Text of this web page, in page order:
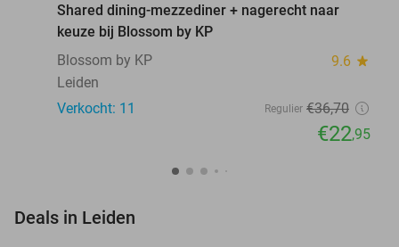
Shared dining-mezzediner + nagerecht naar
keuze bij Blossom by KP
Blossom by KP
9.6 star
Leiden
Verkocht: 11
Regulier €36,70
€22,95
Deals in Leiden